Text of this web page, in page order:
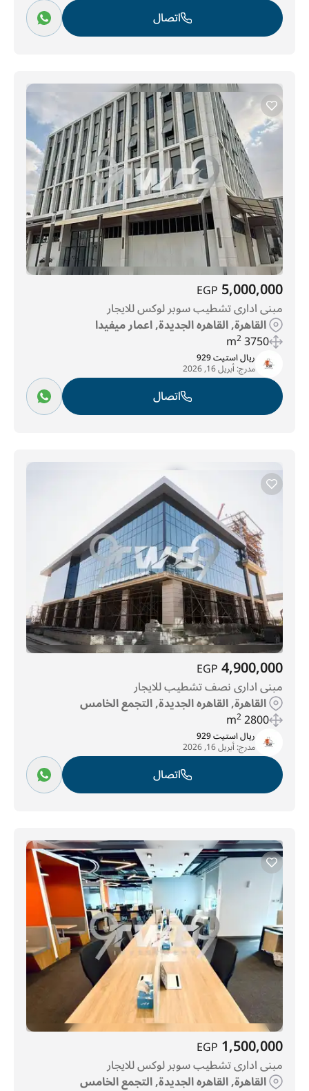
اتصال
5,000,000
EGP
مبنى ادارى تشطيب سوبر لوكس للايجار
القاهرة, القاهره الجديدة, اعمار ميفيدا
3750 m
2
ريال استيت 929
مدرج:أبريل 16, 2026
اتصال
4,900,000
EGP
مبنى ادارى نصف تشطيب للايجار
القاهرة, القاهره الجديدة, التجمع الخامس
2800 m
2
ريال استيت 929
مدرج:أبريل 16, 2026
اتصال
1,500,000
EGP
مبنى ادارى تشطيب سوبر لوكس للايجار
القاهرة, القاهره الجديدة, التجمع الخامس